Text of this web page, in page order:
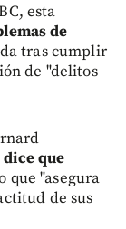
esta
de
tras cumplir
de "delitos
que
que "asegura
de sus